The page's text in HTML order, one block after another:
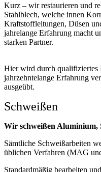
Kurz – wir restaurieren und
Stahlblech, welche innen
Kraftstoffleitungen, Düsen
jahrelange Erfahrung macht
starken Partner.
Hier wird durch qualifiziertes
jahrzehntelange Erfahrung
ausgeübt.
Schweißen
Wir schweißen Aluminium,
Sämtliche Schweißarbeiten
üblichen Verfahren (MAG
Standardmäßig bearbeiten